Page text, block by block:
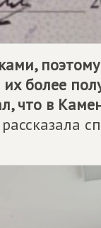
более
что в